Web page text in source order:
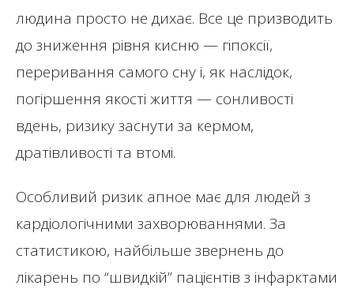
людина просто не дихає. Все це призводить
до зниження рівня кисню — гіпоксії,
переривання самого сну і, як наслідок,
погіршення якості життя — сонливості
вдень, ризику заснути за кермом,
дратівливості та втомі.
Особливий ризик апное має для людей з
кардіологічними захворюваннями. За
статистикою, найбільше звернень до
лікарень по “швидкій” пацієнтів з інфарктами